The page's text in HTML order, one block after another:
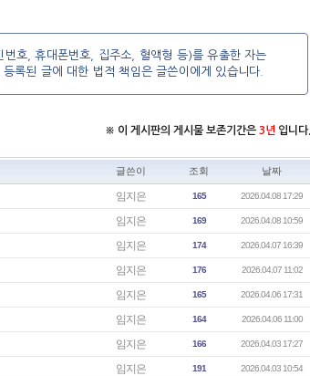
호, 휴대폰번호, 집주소, 혈액형 등)를 유출한 자는
록된 글에 대한 법적 책임은 글쓴이에게 있습니다.
※ 이 게시판의 게시물 보존기간은 3년 입니다.
글쓴이 조회 날짜
임지은 165 2026.04.08 17:29
임지은 169 2026.04.08 10:59
임지은 174 2026.04.07 16:39
임지은 176 2026.04.07 11:02
임지은 165 2026.04.06 17:31
임지은 164 2026.04.06 11:00
임지은 166 2026.04.03 17:27
임지은 191 2026.04.03 10:54